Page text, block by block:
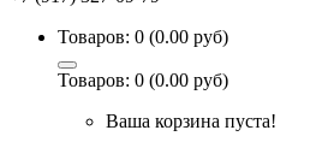
Товаров: 0 (0.00 руб)
Товаров: 0 (0.00 руб)
Ваша корзина пуста!